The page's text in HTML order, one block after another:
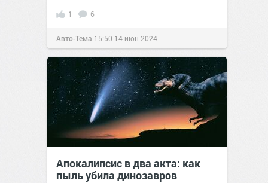
1 6
Авто-Тема 15:50 14 июн 2024
Апокалипсис в два акта: как
пыль убила динозавров